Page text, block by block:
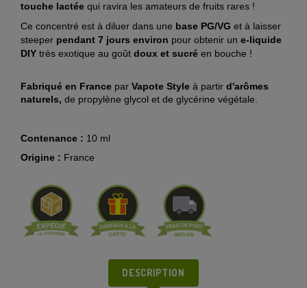
touche lactée qui ravira les amateurs de fruits rares !
Ce concentré est à diluer dans une base PG/VG et à laisser
steeper pendant 7 jours environ pour obtenir un e-liquide
DIY très exotique au goût doux et sucré en bouche !
Fabriqué en France par Vapote Style à partir d'arômes
naturels, de propylène glycol et de glycérine végétale.
Contenance : 10 ml
Origine : France
DESCRIPTION